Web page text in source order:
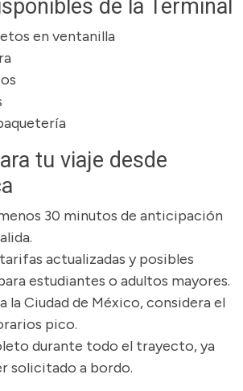
de la Terminal
en ventanilla
tu viaje desde
30 minutos de anticipación
actualizadas y posibles
estudiantes o adultos mayores.
la Ciudad de México, considera el
pico.
durante todo el trayecto, ya
solicitado a bordo.